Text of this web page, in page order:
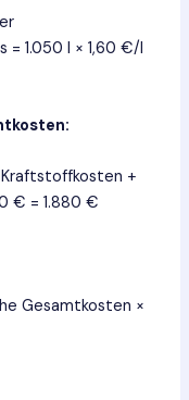
1.050 l × 1,60 €/l
+
€ = 1.880 €
Gesamtkosten ×